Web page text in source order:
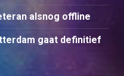
alsnog offline
gaat definitief